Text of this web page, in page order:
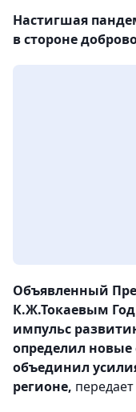
Настигшая
в стороне
Объявленный
К.Ж.Токаевым
импульс
определил
объединил
регионе, передает